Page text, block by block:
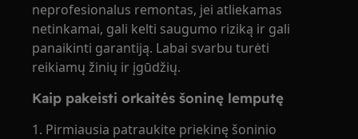
neprofesionalus remontas, jei atliekamas
netinkamai, gali kelti saugumo riziką ir gali
panaikinti garantiją. Labai svarbu turėti
reikiamų žinių ir įgūdžių.
Kaip pakeisti orkaitės šoninę lemputę
1. Pirmiausia patraukite priekinę šoninio